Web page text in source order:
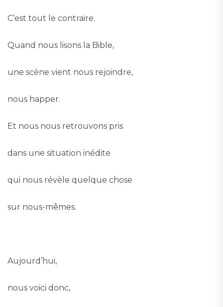
C’est tout le contraire.
Quand nous lisons la Bible,
une scène vient nous rejoindre,
nous happer.
Et nous nous retrouvons pris
dans une situation inédite
qui nous révèle quelque chose
sur nous-mêmes.
Aujourd’hui,
nous voici donc,